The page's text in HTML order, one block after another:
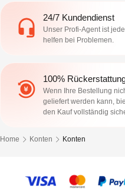
24/7 Kundendienst
Unser Profi-Agent ist
helfen bei Problemen.
100%
Wenn Ihre Bestellung
geliefert werden kann,
den Kauf vollständig
Home Konten Konten